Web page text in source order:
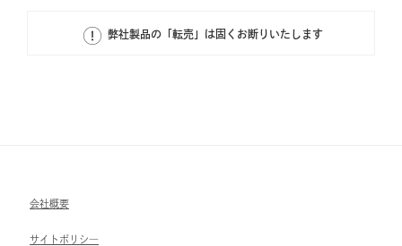
弊社製品の「転売」は固くお断りいたします
会社概要
サイトポリシ―